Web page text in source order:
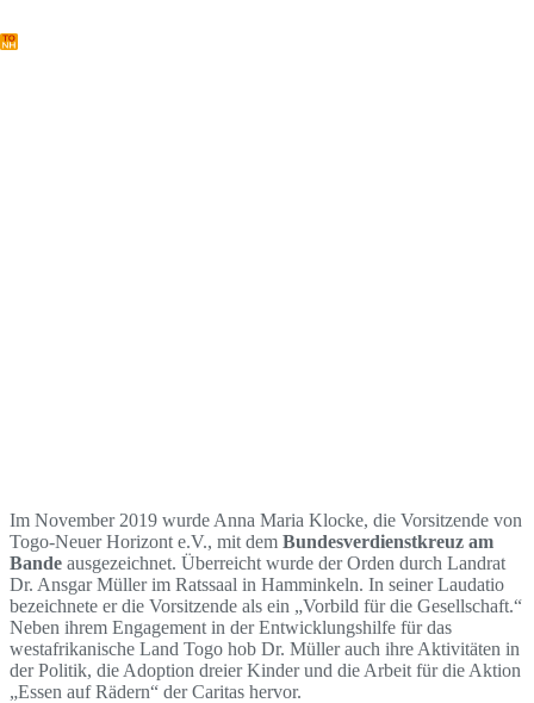
Inhalt
springen
Im November 2019 wurde Anna Maria Klocke, die Vorsitzende von
Togo-Neuer Horizont e.V., mit dem Bundesverdienstkreuz am
Bande ausgezeichnet. Überreicht wurde der Orden durch Landrat
Dr. Ansgar Müller im Ratssaal in Hamminkeln. In seiner Laudatio
bezeichnete er die Vorsitzende als ein „Vorbild für die Gesellschaft.“
Neben ihrem Engagement in der Entwicklungshilfe für das
westafrikanische Land Togo hob Dr. Müller auch ihre Aktivitäten in
der Politik, die Adoption dreier Kinder und die Arbeit für die Aktion
„Essen auf Rädern“ der Caritas hervor.